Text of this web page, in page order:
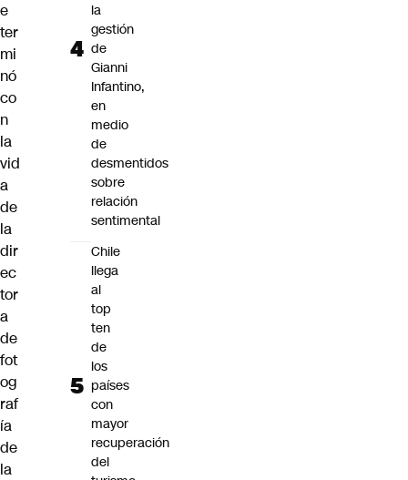
e
ter
mi
nó
co
n
la
vid
a
de
la
dir
ec
tor
a
de
fot
og
raf
ía
de
la
la
gestión
de
Gianni
Infantino,
en
medio
de
desmentidos
sobre
relación
sentimental
Chile
llega
al
top
ten
de
los
países
con
mayor
recuperación
del